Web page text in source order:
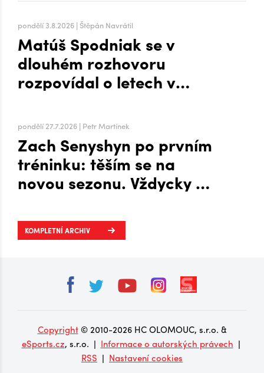
pondělí 3.8.2026 | Štěpán Navrátil
Matúš Spodniak se v
dlouhém rozhovoru
rozpovídal o letech v
pondělí 27.7.2026 | Petr Martínek
Zach Senyshyn po prvním
tréninku: těším se na
novou sezonu. Vždycky mi
zima, říká o Plechárně
KOMPLETNÍ ARCHIV
Copyright© 2010-2026 HC OLOMOUC, s.r.o. &
eSports.cz, s.r.o. | Informace o autorských právech |
RSS | Nastavení cookies